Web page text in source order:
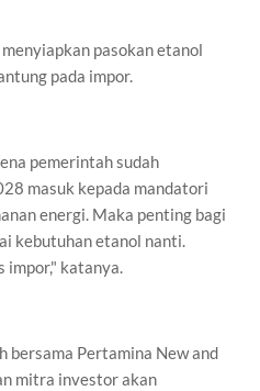
pasokan etanol
pada impor.
pemerintah sudah
masuk kepada mandatori
energi. Maka penting bagi
kebutuhan etanol nanti.
impor," katanya.
bersama Pertamina New and
mitra investor akan